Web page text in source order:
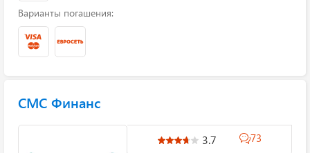
Варианты погашения:
СМС Финанс
3.7 73